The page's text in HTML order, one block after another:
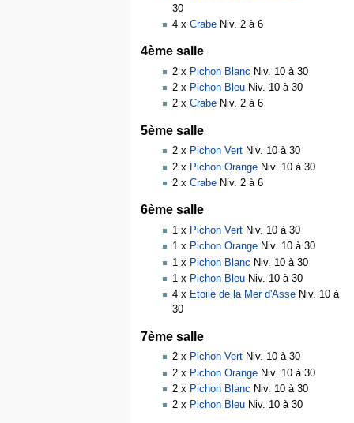
30
4 xCrabe Niv. 2 à 6
4ème salle
2 x Pichon Blanc Niv. 10 à 30
2 x Pichon Bleu Niv. 10 à 30
2 xCrabe Niv. 2 à 6
5ème salle
2 x Pichon Vert Niv. 10 à 30
2 x Pichon Orange Niv. 10 à 30
2 xCrabe Niv. 2 à 6
6ème salle
1 x Pichon Vert Niv. 10 à 30
1 x Pichon Orange Niv. 10 à 30
1 x Pichon Blanc Niv. 10 à 30
1 x Pichon Bleu Niv. 10 à 30
4 x Etoile de la Mer d'Asse Niv. 10 à
30
7ème salle
2 x Pichon Vert Niv. 10 à 30
2 x Pichon Orange Niv. 10 à 30
2 x Pichon Blanc Niv. 10 à 30
2 x Pichon Bleu Niv. 10 à 30